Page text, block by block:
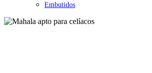
Embutidos